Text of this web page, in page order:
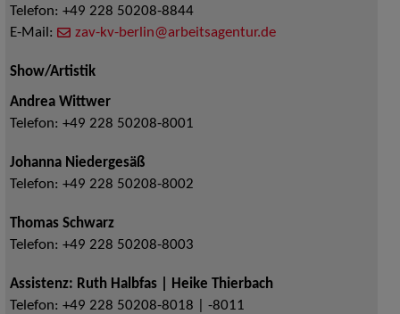
Telefon: +49 228 50208-8844
E-Mail:
zav-kv-berlin@arbeitsagentur.de
Show/Artistik
Andrea Wittwer
Telefon: +49 228 50208-8001
Johanna Niedergesäß
Telefon: +49 228 50208-8002
Thomas Schwarz
Telefon: +49 228 50208-8003
Assistenz: Ruth Halbfas | Heike Thierbach
Telefon: +49 228 50208-8018 | -8011